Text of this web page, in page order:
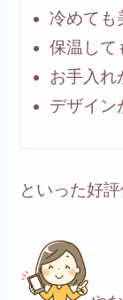
冷めても
保温して
お手入れ
デザイン
といった好